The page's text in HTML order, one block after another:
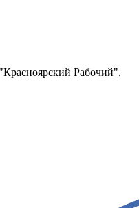
Рабочий",